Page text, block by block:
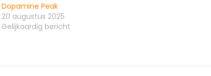
Dopamine Peak
20 augustus 2025
Gelijkaardig bericht